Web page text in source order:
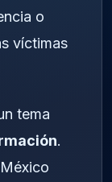
o
víctimas
tema
.